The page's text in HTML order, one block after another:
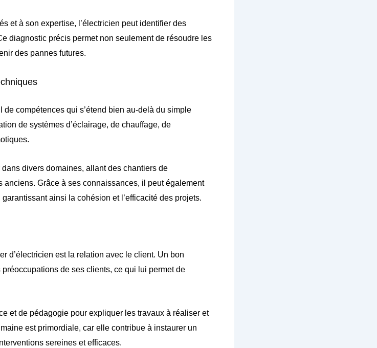
et à son expertise, l’électricien peut identifier des
diagnostic précis permet non seulement de résoudre les
des pannes futures.
de compétences qui s’étend bien au-delà du simple
de systèmes d’éclairage, de chauffage, de
divers domaines, allant des chantiers de
Grâce à ses connaissances, il peut également
ainsi la cohésion et l’efficacité des projets.
d’électricien est la relation avec le client. Un bon
de ses clients, ce qui lui permet de
et de pédagogie pour expliquer les travaux à réaliser et
est primordiale, car elle contribue à instaurer un
sereines et efficaces.